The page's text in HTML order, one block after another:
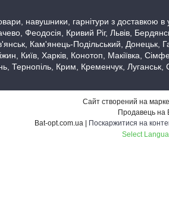
навушники, гарнітури з
Феодосія, Кривий Ріг, Львів,
Кам'янець-Подільський, Донецьк,
Київ, Харків, Конотоп, Макіївка,
Тернопіль, Крим, Кременчук, Луганськ,
Сайт створений на
Продавець на
Поскаржитися на
Select